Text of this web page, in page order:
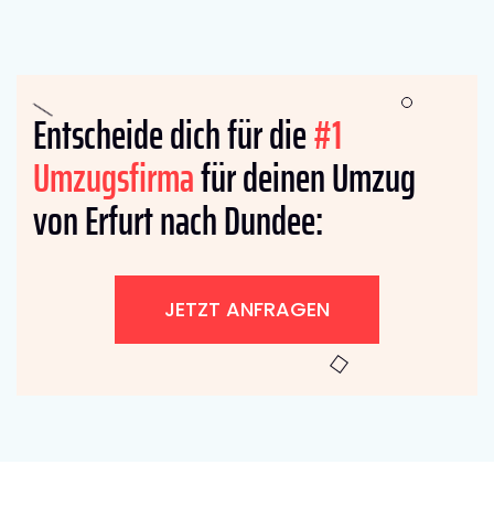
Entscheide dich für die#1
Umzugsfirmafür deinen Umzug
von Erfurt nach Dundee:
JETZT ANFRAGEN